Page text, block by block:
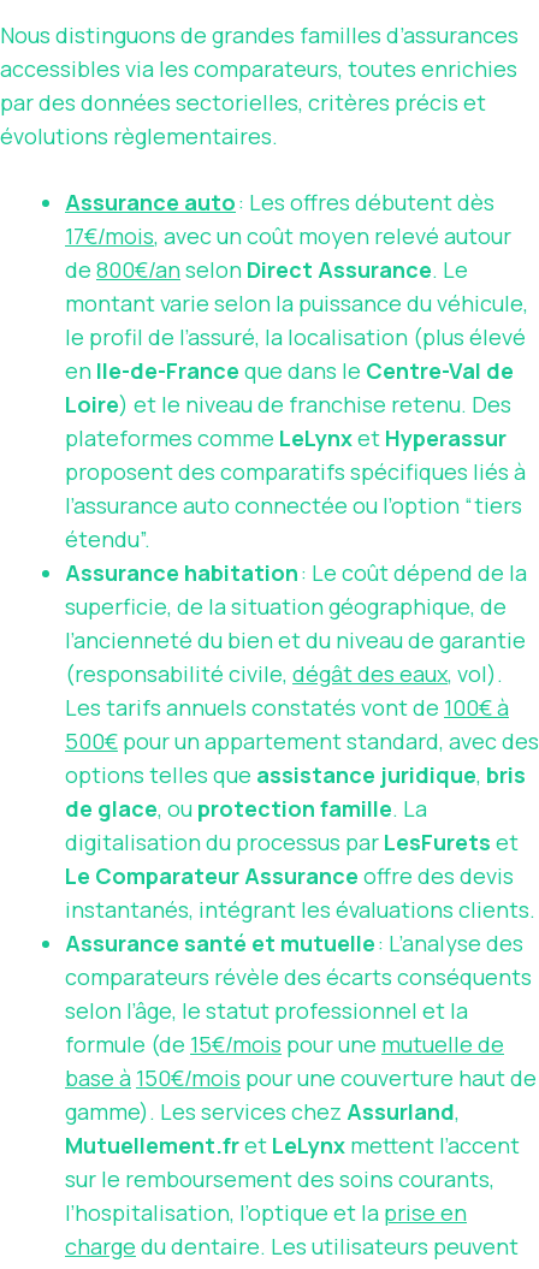
Nous distinguons de grandes familles d’assurances
accessibles via les comparateurs, toutes enrichies
par des données sectorielles, critères précis et
évolutions règlementaires.
Assurance auto: Les offres débutent dès
17€/mois, avec un coût moyen relevé autour
de 800€/anselon Direct Assurance. Le
montant varie selon la puissance du véhicule,
le profil de l’assuré, la localisation (plus élevé
en Ile-de-France que dans le Centre-Val de
Loire) et le niveau de franchise retenu. Des
plateformes comme LeLynxet Hyperassur
proposent des comparatifs spécifiques liés à
l’assurance auto connectée ou l’option “tiers
étendu”.
Assurance habitation: Le coût dépend de la
superficie, de la situation géographique, de
l’ancienneté du bien et du niveau de garantie
(responsabilité civile, dégât des eaux, vol).
Les tarifs annuels constatés vont de 100€ à
500€ pour un appartement standard, avec des
options telles que assistance juridique, bris
de glace, ou protection famille. La
digitalisation du processus par LesFurets et
Le Comparateur Assurance offre des devis
instantanés, intégrant les évaluations clients.
Assurance santé et mutuelle: L’analyse des
comparateurs révèle des écarts conséquents
selon l’âge, le statut professionnel et la
formule (de 15€/mois pour une mutuelle de
base à 150€/mois pour une couverture haut de
gamme). Les services chez Assurland,
Mutuellement.fret LeLynx mettent l’accent
sur le remboursement des soins courants,
l’hospitalisation, l’optique et la prise en
charge du dentaire. Les utilisateurs peuvent